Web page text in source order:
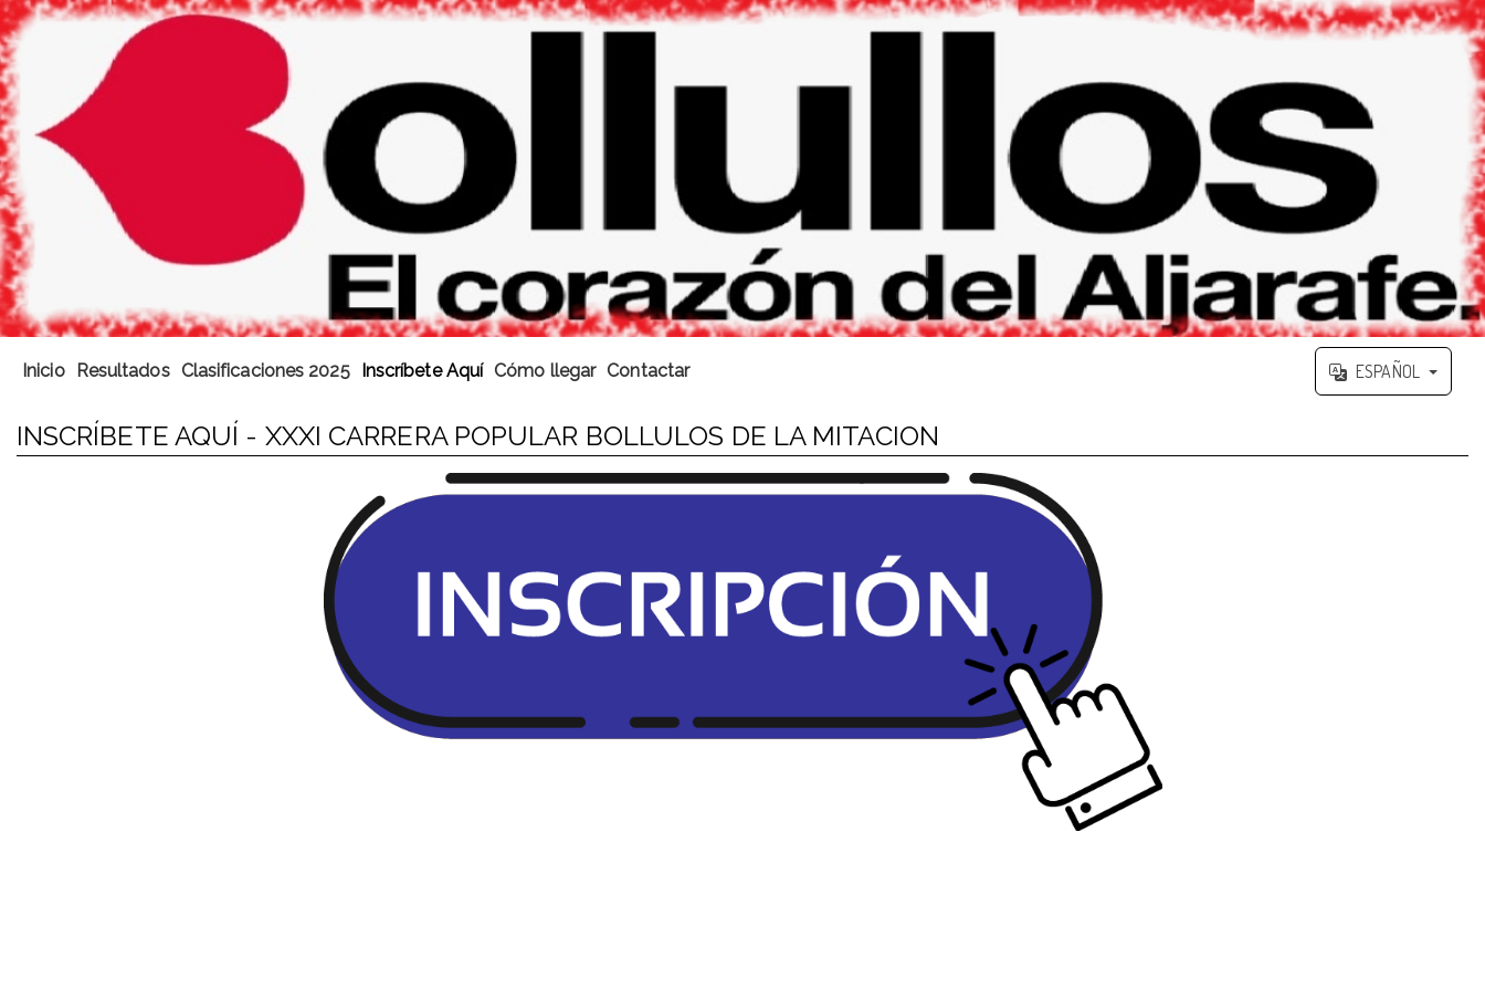
Inicio Resultados Clasificaciones 2025 Inscríbete Aquí Cómo llegar Contactar ESPAÑOL
INSCRÍBETE AQUÍ - XXXI CARRERA POPULAR BOLLULOS DE LA MITACION